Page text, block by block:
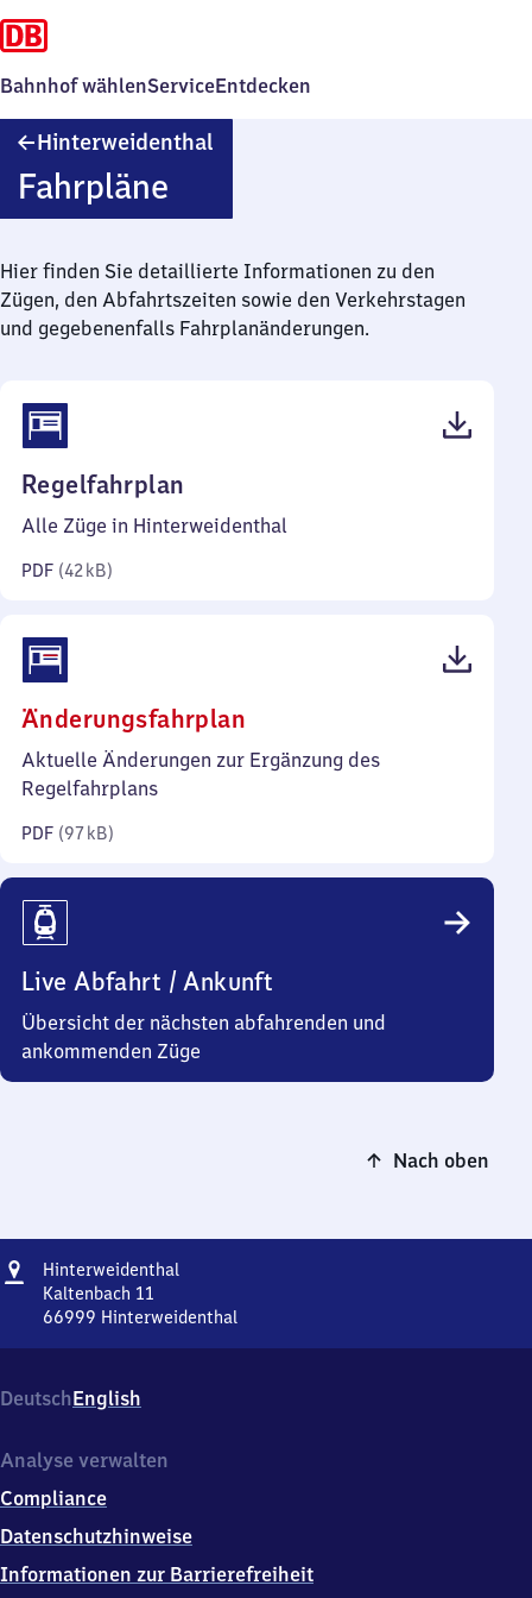
Bahnhof wählenServiceEntdecken
Hinterweidenthal
Fahrpläne
Hier finden Sie detaillierte Informationen zu den
Zügen, den Abfahrtszeiten sowie den Verkehrstagen
und gegebenenfalls Fahrplanänderungen.
Regelfahrplan
42
Alle Züge in Hinterweidenthal
PDF (42 kB)
Änderungsfahrplan
97
Aktuelle Änderungen zur Ergänzung des
Regelfahrplans
PDF (97 kB)
Live Abfahrt / Ankunft
Übersicht der nächsten abfahrenden und
ankommenden Züge
Nach oben
Adresse
Hinterweidenthal
Kaltenbach 11
66999 Hinterweidenthal
11,
6
9
9
Hinterweidenthal
DeutschEnglish
Analyse verwalten
Compliance
Datenschutzhinweise
Informationen zur Barrierefreiheit